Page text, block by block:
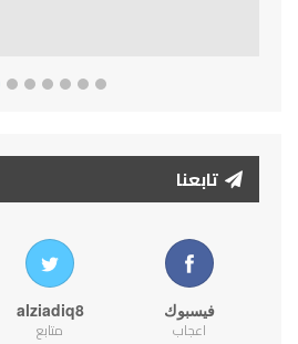
تابعنا
فيسبوك
اعجاب
alziadiq8
متابع